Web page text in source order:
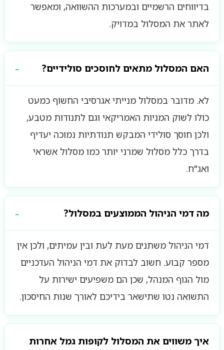
בדיווחים הרשמיים ובמערכות ההשוואה, ומאפשר
לאתר את המסלול במדויק.
האם המסלול מתאים לחוסכים סולידיים?
לא. מדובר במסלול מנייתי אגרסיבי החשוף כמעט
כולו לשוק המניות האמריקאי וגם לתנודות מטבע,
ולכן חוסך סולידי המבקש תנודתיות נמוכה יעדיף
בדרך כלל מסלול שמרני יותר כמו מסלול אשראי
ואג"ח.
מה דמי הניהול הממוצעים במסלול?
דמי הניהול משתנים מעת לעת ובין עמיתים, ולכן אין
מספר קבוע. חשוב לבדוק את דמי הניהול העדכניים
מול הגוף המנהל, שכן הם משפיעים ישירות על
התשואה נטו שתישאר בידיכם לאורך שנות החיסכון.
איך משווים את המסלול לקופות גמל אחרות